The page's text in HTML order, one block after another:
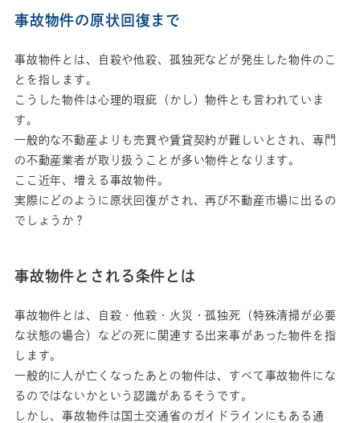
事故物件の原状回復まで
事故物件とは、自殺や他殺、孤独死などが発生した物件のこ
とを指します。
こうした物件は心理的瑕疵（かし）物件とも言われていま
す。
一般的な不動産よりも売買や賃貸契約が難しいとされ、専門
の不動産業者が取り扱うことが多い物件となります。
ここ近年、増える事故物件。
実際にどのように原状回復がされ、再び不動産市場に出るの
でしょうか？
事故物件とされる条件とは
事故物件とは、自殺・他殺・火災・孤独死（特殊清掃が必要
な状態の場合）などの死に関連する出来事があった物件を指
します。
一般的に人が亡くなったあとの物件は、すべて事故物件にな
るのではないかという認識があるそうです。
しかし、事故物件は国土交通省のガイドラインにもある通